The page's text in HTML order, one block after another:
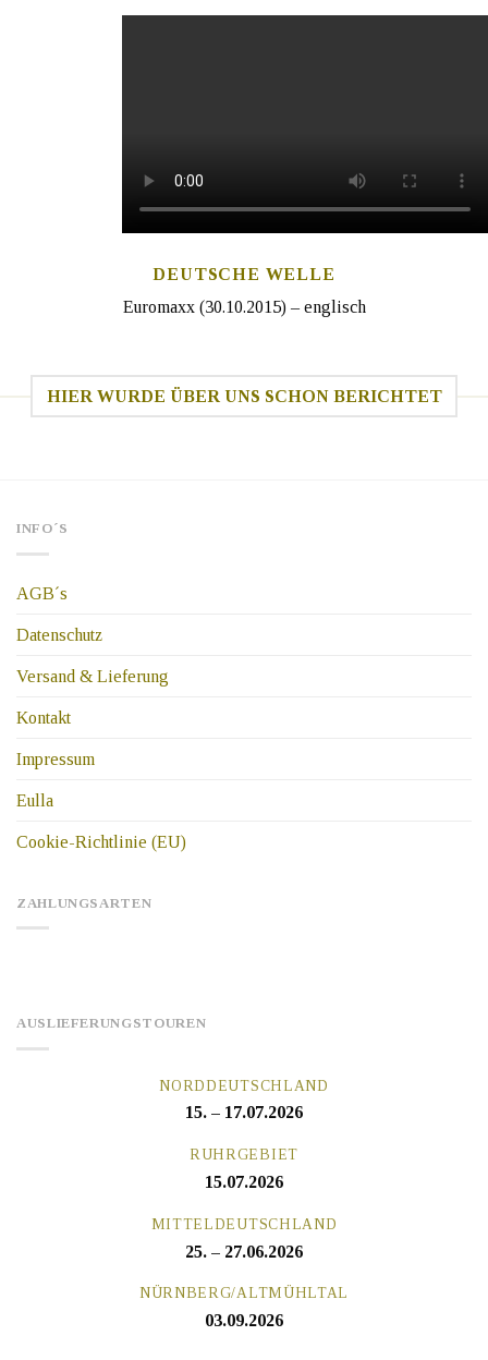
DEUTSCHE WELLE
Euromaxx (30.10.2015) – englisch
HIER WURDE ÜBER UNS SCHON BERICHTET
INFO´S
AGB´s
Datenschutz
Versand & Lieferung
Kontakt
Impressum
Eulla
Cookie-Richtlinie (EU)
ZAHLUNGSARTEN
AUSLIEFERUNGSTOUREN
NORDDEUTSCHLAND
15. – 17.07.2026
RUHRGEBIET
15.07.2026
MITTELDEUTSCHLAND
25. – 27.06.2026
NÜRNBERG/ALTMÜHLTAL
03.09.2026